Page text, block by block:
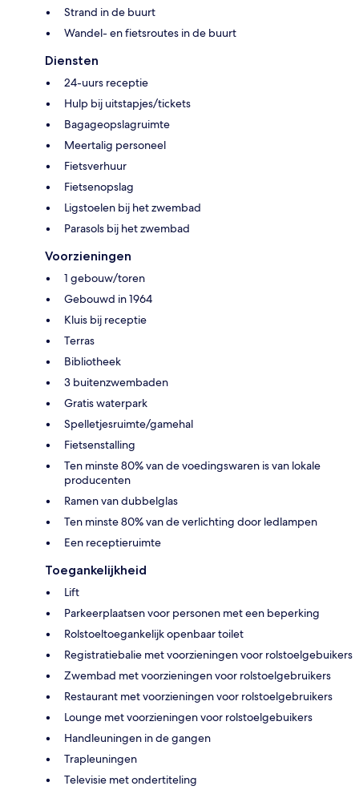
Strand in de buurt
Wandel- en fietsroutes in de buurt
Diensten
24-uurs receptie
Hulp bij uitstapjes/tickets
Bagageopslagruimte
Meertalig personeel
Fietsverhuur
Fietsenopslag
Ligstoelen bij het zwembad
Parasols bij het zwembad
Voorzieningen
1 gebouw/toren
Gebouwd in 1964
Kluis bij receptie
Terras
Bibliotheek
3 buitenzwembaden
Gratis waterpark
Spelletjesruimte/gamehal
Fietsenstalling
Ten minste 80% van de voedingswaren is van lokale
producenten
Ramen van dubbelglas
Ten minste 80% van de verlichting door ledlampen
Een receptieruimte
Toegankelijkheid
Lift
Parkeerplaatsen voor personen met een beperking
Rolstoeltoegankelijk openbaar toilet
Registratiebalie met voorzieningen voor rolstoelgebuikers
Zwembad met voorzieningen voor rolstoelgebruikers
Restaurant met voorzieningen voor rolstoelgebruikers
Lounge met voorzieningen voor rolstoelgebuikers
Handleuningen in de gangen
Trapleuningen
Televisie met ondertiteling